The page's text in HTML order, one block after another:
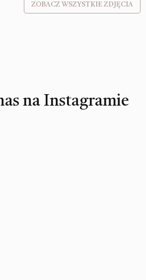
ZOBACZ WSZYSTKIE ZDJĘCIA
na Instagramie